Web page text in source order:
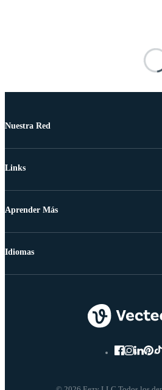
Nuestra Red
Links
Aprender Más
Idiomas